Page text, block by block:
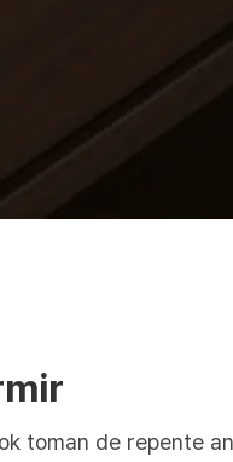
toman de repente